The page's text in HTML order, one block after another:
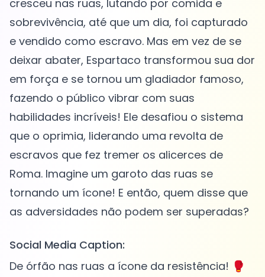
cresceu nas ruas, lutando por comida e
sobrevivência, até que um dia, foi capturado
e vendido como escravo. Mas em vez de se
deixar abater, Espartaco transformou sua dor
em força e se tornou um gladiador famoso,
fazendo o público vibrar com suas
habilidades incríveis! Ele desafiou o sistema
que o oprimia, liderando uma revolta de
escravos que fez tremer os alicerces de
Roma. Imagine um garoto das ruas se
tornando um ícone! E então, quem disse que
Social Media Caption:
De órfão nas ruas a ícone da resistência! 🥊